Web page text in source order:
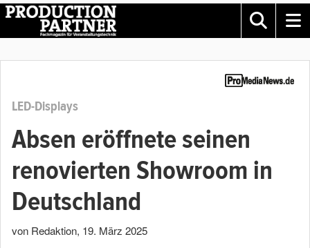
LED-Displays
Absen eröffnete seinen
renovierten Showroom in
Deutschland
von Redaktion, 19. März 2025